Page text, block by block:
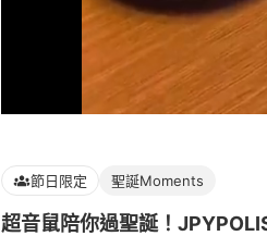
節日限定 聖誕Moments
超音鼠陪你過聖誕！